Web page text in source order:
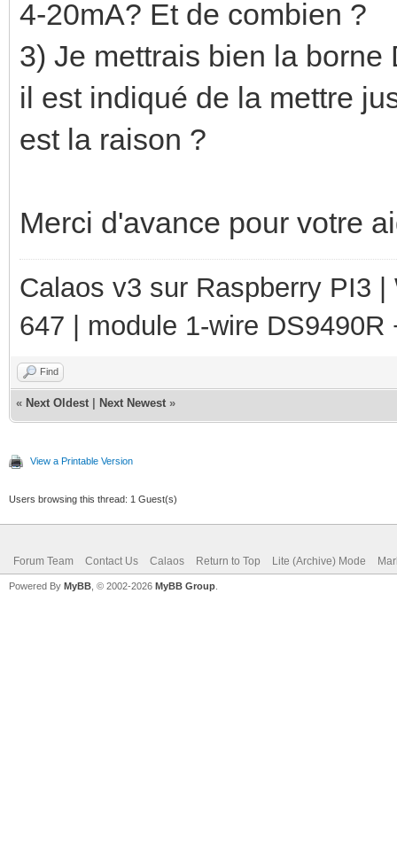
4-20mA? Et de combien ?
3) Je mettrais bien la
il est indiqué de la mettre
est la raison ?
Merci d'avance pour votre
Calaos v3 sur Raspberry PI3
647 | module 1-wire
Find
« Next Oldest Next Newest »
View a Printable Version
Users browsing this thread: 1 Guest(s)
Forum Team Contact Us Calaos Return to Top Lite (Archive) Mode
Powered By MyBB , © 2002-2026 MyBB Group